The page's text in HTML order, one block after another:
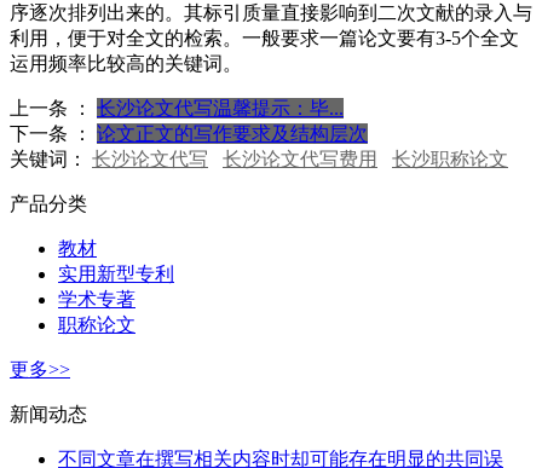
序逐次排列出来的。其标引质量直接影响到二次文献的录入与
利用，便于对全文的检索。一般要求一篇论文要有3-5个全文
运用频率比较高的关键词。
上一条 ：
长沙论文代写温馨提示：毕...
下一条 ：
论文正文的写作要求及结构层次
关键词： 长沙论文代写 长沙论文代写费用 长沙职称论文
产品分类
教材
实用新型专利
学术专著
职称论文
更多>>
新闻动态
不同文章在撰写相关内容时却可能存在明显的共同误